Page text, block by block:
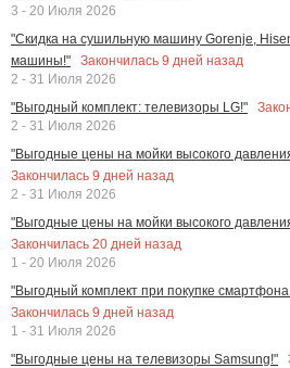
3 - 20 Июля 2026
"Скидка на сушильную машину Gorenje,
машины!"
Закончилась 9 дней назад
2 - 31 Июля 2026
"Выгодный комплект: телевизоры LG!"
2 - 31 Июля 2026
"Выгодные цены на мойки высокого
Закончилась 9 дней назад
2 - 31 Июля 2026
"Выгодные цены на мойки высокого
Закончилась 20 дней назад
1 - 20 Июля 2026
"Выгодный комплект при покупке
Закончилась 9 дней назад
1 - 31 Июля 2026
"Выгодные цены на телевизоры Samsung!"